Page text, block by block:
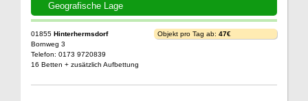
Geografische Lage
01855 Hinterhermsdorf
Bornweg 3
Telefon: 0173 9720839
16 Betten + zusätzlich Aufbettung
Objekt pro Tag ab: 47€